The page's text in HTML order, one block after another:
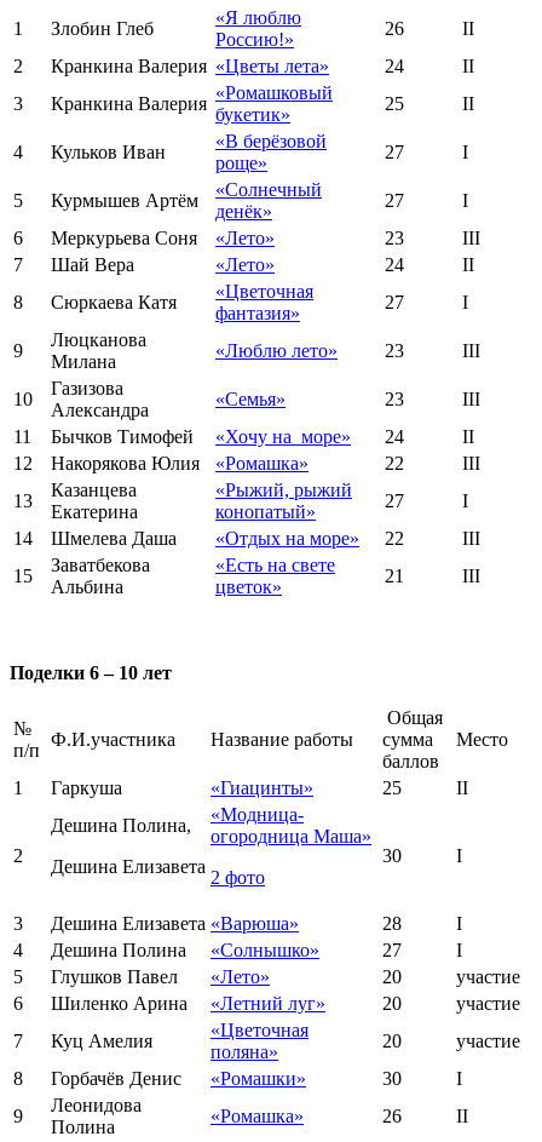
1
Злобин Глеб
«Я люблю
Россию!»
26
II
2
Кранкина Валерия «Цветы лета» 24
II
3
Кранкина Валерия
«Ромашковый
букетик»
25 II
4 Кульков Иван
«В берёзовой
роще»
27 I
5 Курмышев Артём
«Солнечный
денёк»
27
I
6
Меркурьева Соня «Лето» 23
III
7
Шай Вера «Лето» 24
II
8
Сюркаева Катя
«Цветочная
фантазия»
27 I
9
Люцканова
Милана
«Люблю лето» 23 III
10
Газизова
Александра
«Семья» 23
III
11
Бычков Тимофей «Хочу на море» 24
II
12
Накорякова Юлия «Ромашка» 22
III
13
Казанцева
Екатерина
«Рыжий, рыжий
конопатый»
27
I
14
Шмелева Даша «Отдых на море» 22
III
15
Заватбекова
Альбина
«Есть на свете
цветок»
21 III
Поделки 6 – 10 лет
№
п/п
Ф.И.участника Название работы
Общая
сумма
баллов
Место
1 Гаркуша «Гиацинты» 25 II
2
Дешина Полина,
Дешина Елизавета
«Модница-
огородница Маша»
2 фото
30 I
3 Дешина Елизавета «Варюша» 28
I
4
Дешина Полина «Солнышко» 27
I
5
Глушков Павел «Лето» 20
участие
6
Шиленко Арина «Летний луг» 20
участие
7
Куц Амелия
«Цветочная
поляна»
20
участие
8
Горбачёв Денис «Ромашки» 30
I
9
Леонидова
Полина
«Ромашка» 26 II